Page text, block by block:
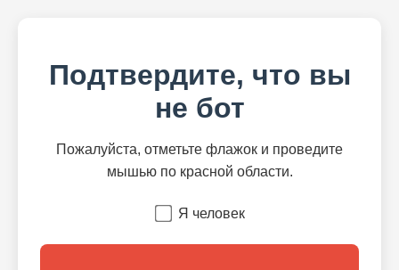
Подтвердите, что вы
не бот
Пожалуйста, отметьте флажок и проведите
мышью по красной области.
Я человек